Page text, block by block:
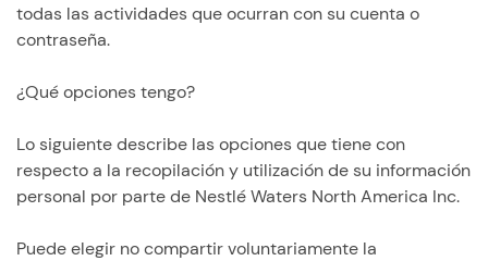
todas las actividades que ocurran con su cuenta o
contraseña.
¿Qué opciones tengo?
Lo siguiente describe las opciones que tiene con
respecto a la recopilación y utilización de su información
personal por parte de Nestlé Waters North America Inc.
Puede elegir no compartir voluntariamente la